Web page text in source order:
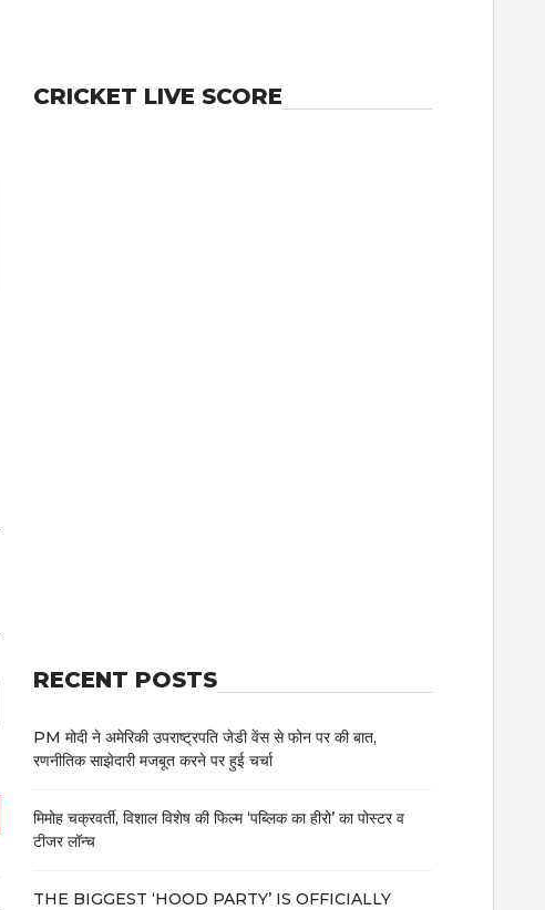
CRICKET LIVE SCORE
RECENT POSTS
PM मोदी ने अमेरिकी उपराष्ट्रपति जेडी वेंस से फोन पर की बात,
रणनीतिक साझेदारी मजबूत करने पर हुई चर्चा
मिमोह चक्रवर्ती, विशाल विशेष की फिल्म ‘पब्लिक का हीरो’ का पोस्टर व
टीजर लॉन्च
THE BIGGEST ‘HOOD PARTY’ IS OFFICIALLY